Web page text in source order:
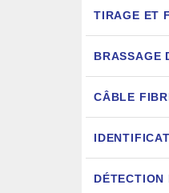
TIRAGE ET
BRASSAGE
CÂBLE
DÉTECTION